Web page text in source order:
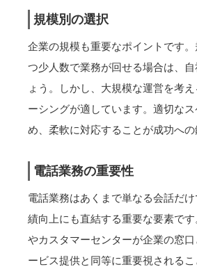
規模別の選択
企業の規模も重要なポイントです
つ少人数で業務が回せる場合は、
ょう。しかし、大規模な運営を考
ーシングが適しています。適切な
め、柔軟に対応することが成功への
電話業務の重要性
電話業務はあくまで単なる会話だ
績向上にも直結する重要な要素で
やカスタマーセンターが企業の窓
ービス提供と同等に重要視される